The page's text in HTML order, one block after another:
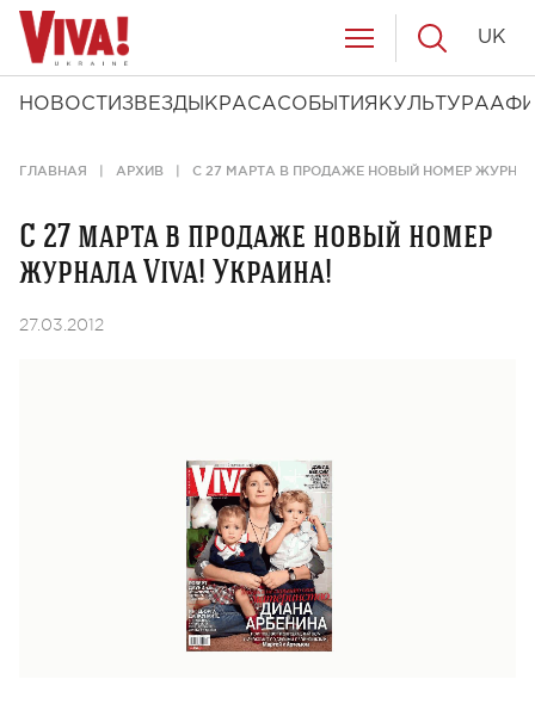
НОВОСТИ ЗВЕЗДЫ КРАСАСОБЫТИЯ КУЛЬТУРА
UK
ГЛАВНАЯ АРХИВ C 27 МАРТА В ПРОДАЖЕ НОВЫЙ НОМЕР
C 27 марта в продаже новый номер
журнала Viva! Украина!
27.03.2012